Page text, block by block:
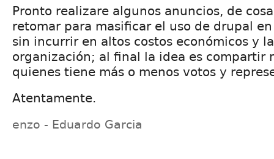
Pronto realizare algunos anuncios, de
retomar para masificar el uso de drupal
sin incurrir en altos costos económicos y
organización; al final la idea es compartir
quienes tiene más o menos votos y
Atentamente.
enzo - Eduardo Garcia